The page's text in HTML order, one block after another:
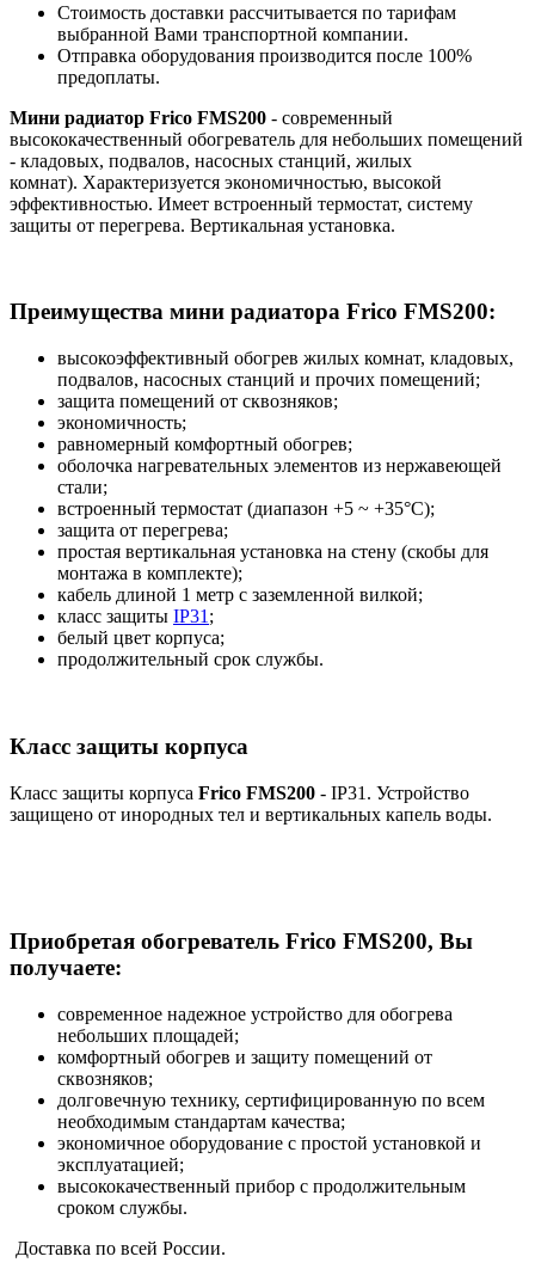
Стоимость доставки рассчитывается по тарифам
выбранной Вами транспортной компании.
Отправка оборудования производится после 100%
предоплаты.
Мини радиатор Frico FMS200 - современный
высококачественный обогреватель для небольших помещений
- кладовых, подвалов, насосных станций, жилых
комнат). Характеризуется экономичностью, высокой
эффективностью. Имеет встроенный термостат, систему
защиты от перегрева. Вертикальная установка.
Преимущества мини радиатора Frico FMS200:
высокоэффективный обогрев жилых комнат, кладовых,
подвалов, насосных станций и прочих помещений;
защита помещений от сквозняков;
экономичность;
равномерный комфортный обогрев;
оболочка нагревательных элементов из нержавеющей
стали;
встроенный термостат (диапазон +5 ~ +35°C);
защита от перегрева;
простая вертикальная установка на стену (скобы для
монтажа в комплекте);
кабель длиной 1 метр с заземленной вилкой;
класс защиты IP31 ;
белый цвет корпуса;
продолжительный срок службы.
Класс защиты корпуса
Класс защиты корпуса Frico FMS200 - IP31. Устройство
защищено от инородных тел и вертикальных капель воды.
Приобретая обогреватель Frico FMS200, Вы
получаете:
современное надежное устройство для обогрева
небольших площадей;
комфортный обогрев и защиту помещений от
сквозняков;
долговечную технику, сертифицированную по всем
необходимым стандартам качества;
экономичное оборудование с простой установкой и
эксплуатацией;
высококачественный прибор с продолжительным
сроком службы.
Доставка по всей России.